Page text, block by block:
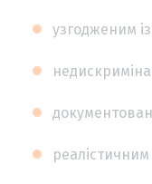
узгодженим